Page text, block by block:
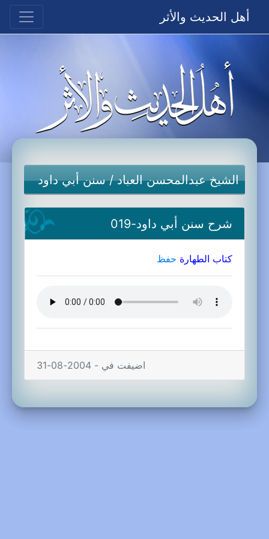
أهل الحديث والأثر
الشيخ عبدالمحسن العباد/سنن أبي داود
شرح سنن أبي داود-019
كتاب الطهارة حفظ
اضيفت في - 2004-08-31